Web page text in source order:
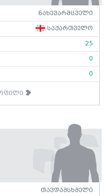
ნახევარმცველი
საქართველო
25
0
0
თავდამსხმელი